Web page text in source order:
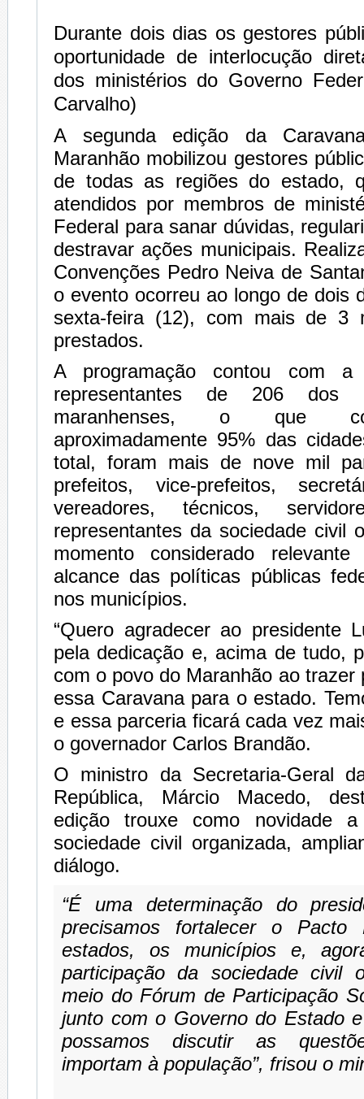
Durante dois dias os gestores
oportunidade de interlocução
dos ministérios do Governo
Carvalho)
A segunda edição da
Maranhão mobilizou gestores
de todas as regiões do estado,
atendidos por membros de
Federal para sanar dúvidas,
destravar ações municipais.
Convenções Pedro Neiva de
o evento ocorreu ao longo de dois
sexta-feira (12), com mais de 3
prestados.
A programação contou com a
representantes de 206 dos
maranhenses, o que
aproximadamente 95% das
total, foram mais de nove mil
prefeitos, vice-prefeitos,
vereadores, técnicos,
representantes da sociedade civil
momento considerado
alcance das políticas públicas
nos municípios.
“Quero agradecer ao presidente
pela dedicação e, acima de tudo,
com o povo do Maranhão ao trazer
essa Caravana para o estado.
e essa parceria ficará cada vez
o governador Carlos Brandão.
O ministro da Secretaria-Geral
República, Márcio Macedo,
edição trouxe como novidade
sociedade civil organizada,
diálogo.
“É uma determinação do
precisamos fortalecer o Pacto
estados, os municípios e,
participação da sociedade civil
meio do Fórum de Participação
junto com o Governo do Estado
possamos discutir as
importam à população”, frisou o